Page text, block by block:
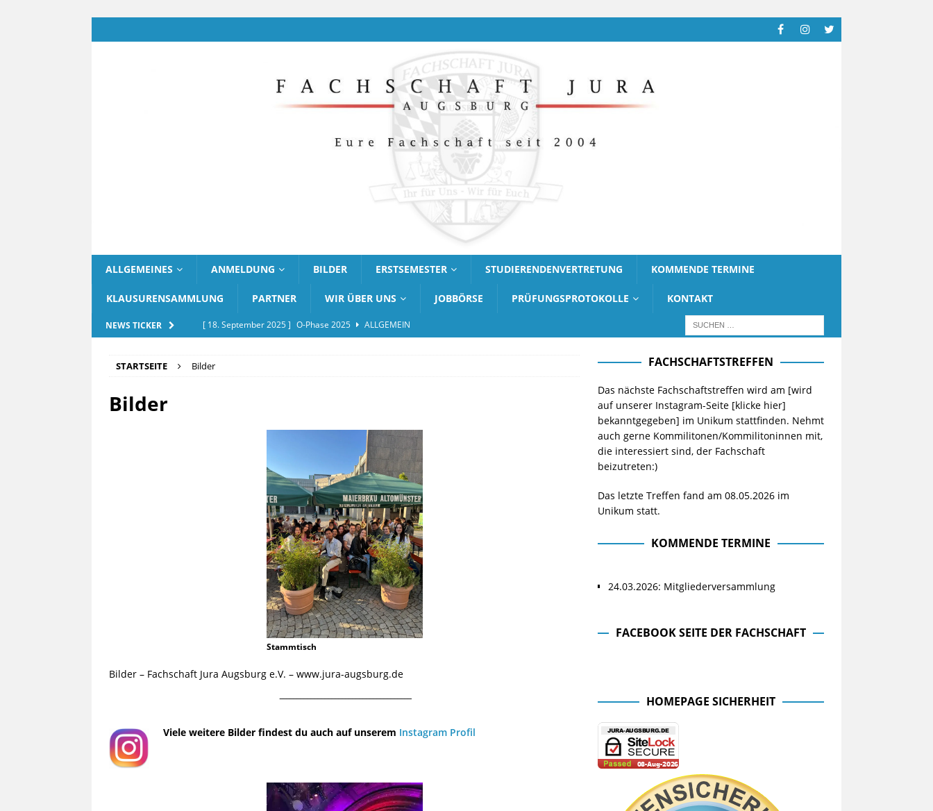
ALLGEMEINES ANMELDUNG BILDER ERSTSEMESTER STUDIERENDENVERTRETUNG KOMMENDE TERMINE
KLAUSURENSAMMLUNG PARTNER WIR ÜBER UNS JOBBÖRSE PRÜFUNGSPROTOKOLLE KONTAKT
NEWS TICKER [ 18. September 2025 ] O-Phase 2025
ALLGEMEIN
[ 20. September 2025 ]
STARTSEITE Bilder
Bilder
Stammtisch
Bilder – Fachschaft Jura Augsburg e.V. – www.jura-augsburg.de
¯¯¯¯¯¯¯¯¯¯¯¯¯¯¯¯¯¯¯¯¯¯¯¯¯¯¯¯¯¯¯¯¯¯¯¯¯¯
Viele weitere Bilder findest du auch auf unserem Instagram Profil
FACHSCHAFTSTREFFEN
Das nächste Fachschaftstreffen wird am [wird
auf unserer Instagram-Seite [klicke hier]
bekanntgegeben] im Unikum stattfinden. Nehmt
auch gerne Kommilitonen/Kommilitoninnen mit,
die interessiert sind, der Fachschaft
beizutreten:)
Das letzte Treffen fand am 08.05.2026 im
Unikum statt.
KOMMENDE TERMINE
24.03.2026: Mitgliederversammlung
FACEBOOK SEITE DER FACHSCHAFT
HOMEPAGE SICHERHEIT